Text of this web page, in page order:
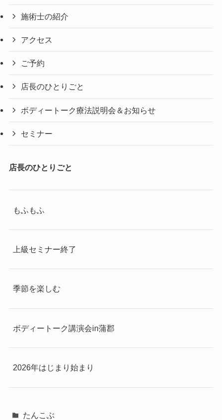
施術士の紹介
アクセス
ご予約
店長のひとりごと
ボディートーク療法説明会＆お知らせ
セミナー
店長のひとりごと
もふもふ
上級セミナー終了
季節を楽しむ
ボディートーク講演会in蒲郡
2026年はじまり始まり
たんこぶ